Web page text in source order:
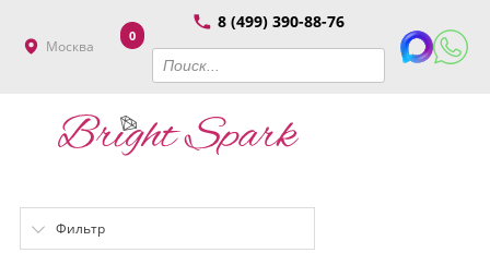
Москва
8 (499) 390-88-76
0
Фильтр